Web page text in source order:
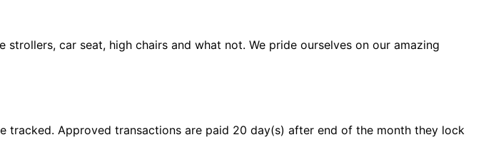
car seat, high chairs and what not. We pride ourselves on our amazing
Approved transactions are paid 20 day(s) after end of the month they lock